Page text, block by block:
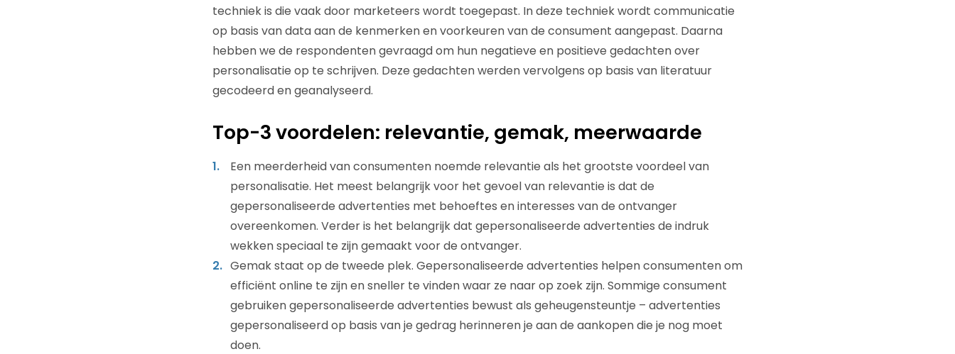
techniek is die vaak door marketeers wordt toegepast. In deze techniek wordt communicatie
op basis van data aan de kenmerken en voorkeuren van de consument aangepast. Daarna
hebben we de respondenten gevraagd om hun negatieve en positieve gedachten over
personalisatie op te schrijven. Deze gedachten werden vervolgens op basis van literatuur
gecodeerd en geanalyseerd.
Top-3 voordelen: relevantie, gemak, meerwaarde
Een meerderheid van consumenten noemde relevantie als het grootste voordeel van
personalisatie. Het meest belangrijk voor het gevoel van relevantie is dat de
gepersonaliseerde advertenties met behoeftes en interesses van de ontvanger
overeenkomen. Verder is het belangrijk dat gepersonaliseerde advertenties de indruk
wekken speciaal te zijn gemaakt voor de ontvanger.
Gemak staat op de tweede plek. Gepersonaliseerde advertenties helpen consumenten om
efficiënt online te zijn en sneller te vinden waar ze naar op zoek zijn. Sommige consument
gebruiken gepersonaliseerde advertenties bewust als geheugensteuntje – advertenties
gepersonaliseerd op basis van je gedrag herinneren je aan de aankopen die je nog moet
doen.